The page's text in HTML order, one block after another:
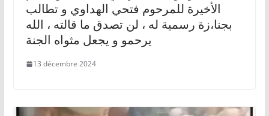
الأخيرة للمرحوم فتحي الهداوي و تطالب
بجنا،زة رسمية له ، لن تصدق ما قالته ، الله
يرحمو و يجعل مثواه الجنة
13 décembre 2024